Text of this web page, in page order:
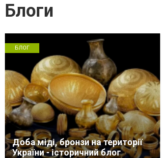
Блоги
БЛОГ
Доба міді, бронзи на території
України - історичний блог